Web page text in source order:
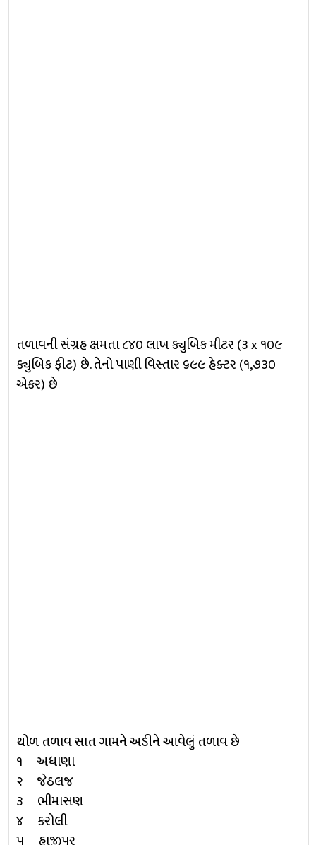
તળાવની સંગ્રહ ક્ષમતા ૮૪૦ લાખ ક્યુબિક મીટર ‍‍(૩ x ૧૦૯
ક્યુબિક ફીટ) છે. તેનો પાણી વિસ્તાર ૬૯૯ હેક્ટર (૧,૭૩૦
એકર) છે
થોળ તળાવ સાત ગામને અડીને આવેલું તળાવ છે
૧ અધાણા
૨ જેઠલજ
૩ ભીમાસણ
૪ કરોલી